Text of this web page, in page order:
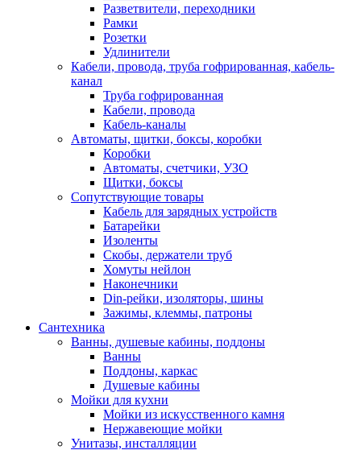
Разветвители, переходники
Рамки
Розетки
Удлинители
Кабели, провода, труба гофрированная, кабель-
канал
Труба гофрированная
Кабели, провода
Кабель-каналы
Автоматы, щитки, боксы, коробки
Коробки
Автоматы, счетчики, УЗО
Щитки, боксы
Сопутствующие товары
Кабель для зарядных устройств
Батарейки
Изоленты
Скобы, держатели труб
Хомуты нейлон
Наконечники
Din-рейки, изоляторы, шины
Зажимы, клеммы, патроны
Сантехника
Ванны, душевые кабины, поддоны
Ванны
Поддоны, каркас
Душевые кабины
Мойки для кухни
Мойки из искусственного камня
Нержавеющие мойки
Унитазы, инсталляции